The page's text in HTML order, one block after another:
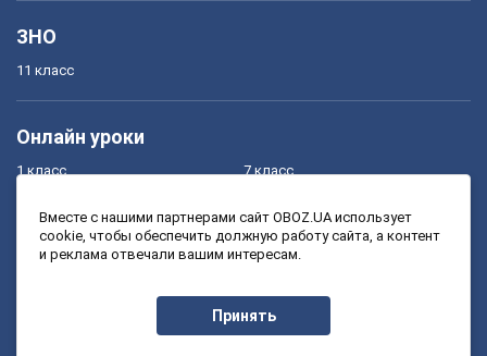
ЗНО
11 класс
Онлайн уроки
1 класс
3 класс
7 класс
9 класс
Вместе с нашими партнерами сайт OBOZ.UA использует
cookie, чтобы обеспечить должную работу сайта, а контент
и реклама отвечали вашим интересам.
Принять